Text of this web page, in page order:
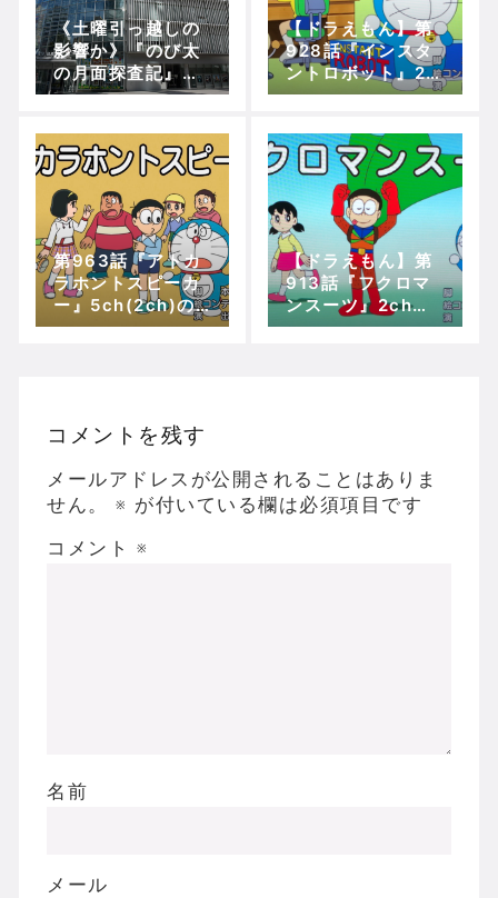
《土曜引っ越しの
影響か》『のび太
の月面探査記』の
特番放送が惨敗で
青？
【ドラえもん】第
928話『インスタ
ントロボット』2c
hの実況、ツッコ
第963話『アトカ
ラホントスピーカ
ー』5ch(2ch)の
実況、ツッコミ、
【ドラえもん】第
913話『フクロマ
ンスーツ』2chの
実況、ツッコミ、
コメントを残す
メールアドレスが公開されることはありま
せん。
※ が付いている欄は必須項目です
コメント ※
名前
メール